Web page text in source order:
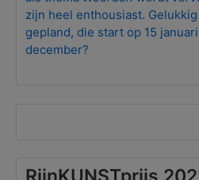
zijn heel enthousiast.
gepland, die start op 15
december?